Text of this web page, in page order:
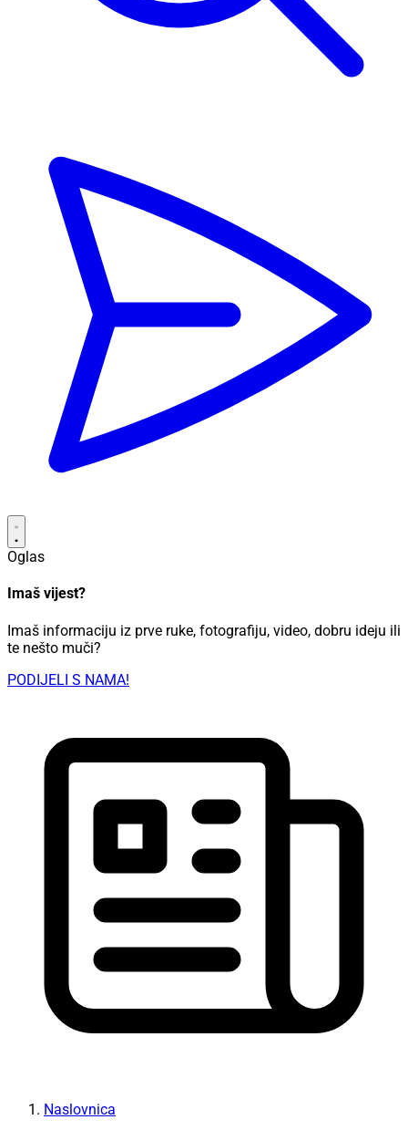
Oglas
Imaš vijest?
Imaš informaciju iz prve ruke, fotografiju, video, dobru ideju ili
te nešto muči?
PODIJELI S NAMA!
Naslovnica